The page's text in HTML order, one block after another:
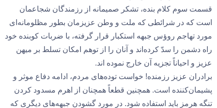
قسمت سوم کلام بنده، تشکر صمیمانه از رزمندگان شجاعمان
است که در شرائطی که ملت و وطن عزیزمان بطور مظلومانه‌ای
مورد تهاجم روؤس جبهه استکبار قرار گرفته، با ضربات کوبنده خود
راه دشمن را سدّ کرده‌اند و آنان را از توهم امکان تسلط بر میهن
عزیز و احیاناً تجزیه آن خارج نموده اند.
برادران عزیز رزمنده! خواست توده‌های مردم، ادامه دفاع موثر و
پشیمان‌کننده است. همچنین قطعاً همچنان از اهرم مسدود کردن
تنگه هرمز باید استفاده شود. در مورد گشودن جبهه‌های دیگری که